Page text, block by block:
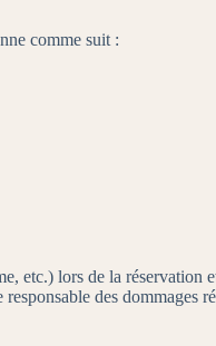
comme suit :
etc.) lors de la
des dommages